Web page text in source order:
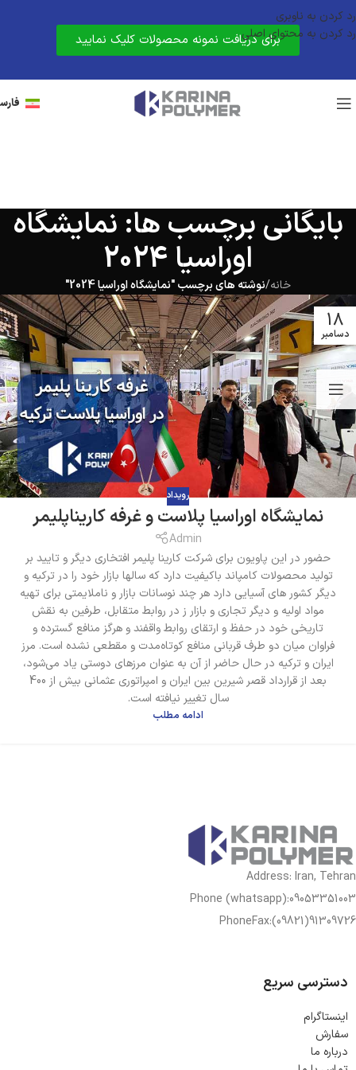
رد کردن به ناوبری
رد کردن به محتوای اصلیبرای دریافت نمونه محصولات کلیک نمایید
بایگانی برچسب ها: نمایشگاه
اوراسیا 2024
خانه/نوشته های برچسب "نمایشگاه اوراسیا 2024"
18
دسامبر
رویداد
نمایشگاه اوراسیا پلاست و غرفه کاریناپلیمر
Admin
حضور در این پاویون برای شرکت کارینا پلیمر افتخاری دیگر و تایید بر
تولید محصولات کامپاند باکیفیت دارد که سالها بازار خود را در ترکیه و
دیگر کشور های آسیایی دارد هر چند نوسانات بازار و ناملایمتی برای تهیه
مواد اولیه و دیگر تجاری و بازار ز در روابط متقابل، طرفین به نقش
تاریخی خود در حفظ و ارتقای روابط واقفند و هرگز منافع گسترده و
فراوان میان دو طرف قربانی منافع کوتاه‌مدت و مقطعی نشده است. مرز
ایران و ترکیه در حال حاضر از آن به عنوان مرزهای دوستی یاد می‌شود،
بعد از قرارداد قصر شیرین بین ایران و امپراتوری عثمانی بیش از 400
سال تغییر نیافته است.
ادامه مطلب
Address: Iran, Tehran
Phone (whatsapp):09053351003
PhoneFax:(09821)91309726
دسترسی سریع
اینستاگرام
سفارش
درباره ما